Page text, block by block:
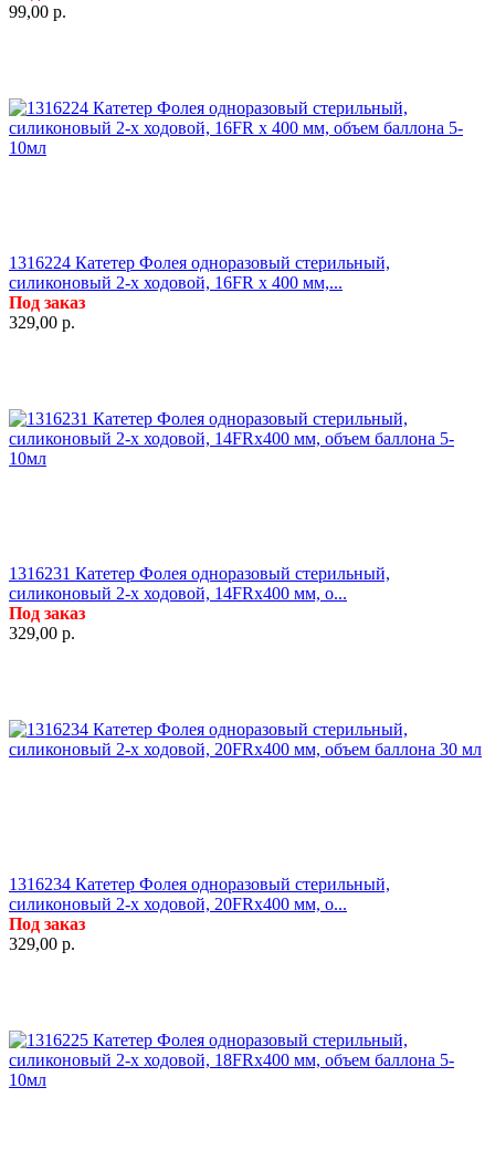
99,00 р.
1316224 Катетер Фолея одноразовый стерильный,
силиконовый 2-х ходовой, 16FR x 400 мм,...
Под заказ
329,00 р.
1316231 Катетер Фолея одноразовый стерильный,
силиконовый 2-х ходовой, 14FRx400 мм, о...
Под заказ
329,00 р.
1316234 Катетер Фолея одноразовый стерильный,
силиконовый 2-х ходовой, 20FRx400 мм, о...
Под заказ
329,00 р.